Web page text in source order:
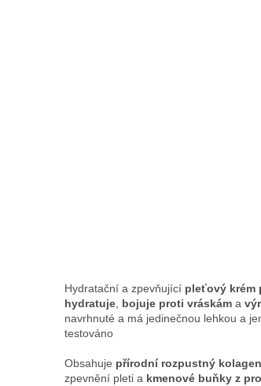
Hydratační a zpevňující pleťový krém
hydratuje bojuje proti vráskám a
navrhnuté a má jedinečnou lehkou a
testováno
Obsahuje přírodní rozpustný
zpevnění pleti a kmenové buňky z